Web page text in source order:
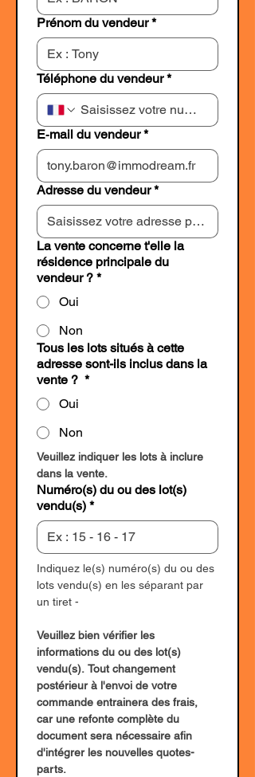
Prénom du vendeur *
Téléphone du vendeur *
E‑mail du vendeur *
Adresse du vendeur *
La vente concerne t'elle la
résidence principale du
vendeur ? *
Oui
Non
Tous les lots situés à cette
adresse sont-ils inclus dans la
vente ? *
Oui
Non
Veuillez indiquer les lots à inclure
dans la vente.
Numéro(s) du ou des lot(s)
vendu(s) *
Indiquez le(s) numéro(s) du ou des
lots vendu(s) en les séparant par
un tiret -
Veuillez bien vérifier les
informations du ou des lot(s)
vendu(s). Tout changement
postérieur à l'envoi de votre
commande entrainera des frais,
car une refonte complète du
document sera nécessaire afin
d'intégrer les nouvelles quotes-
parts.